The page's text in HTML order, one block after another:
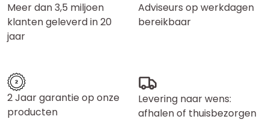
Meer dan 3,5 miljoen
klanten geleverd in 20
jaar
Adviseurs op werkdagen
bereikbaar
2 Jaar garantie op onze
producten
Levering naar wens:
afhalen of thuisbezorgen